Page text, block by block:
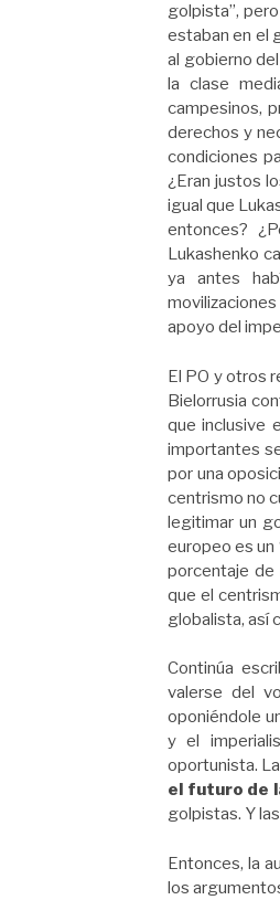
golpista”,
estaban en el
al gobierno
la clase
campesinos,
derechos y
condiciones
¿Eran justos
igual que
entonces?
Lukashenko
ya antes
apoyo del
El PO y otros
Bielorrusia
que inclusive
importantes
por una
centrismo no
legitimar un
europeo es un
porcentaje de
que el
globalista, así
Continúa
valerse del
oponiéndole
y el
oportunista.
el futuro de
golpistas. Y
Entonces, la
los